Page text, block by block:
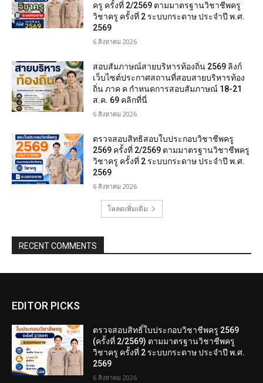
ครู ครั้งที่ 2/2569 ตามมาตรฐานวิชาชีพครู
วิชาครู ครั้งที่ 2 ระบบกระดาษ ประจำปี พ.ศ.
2569
6 สิงหาคม 2026
สอบสัมภาษณ์สายบริหารท้องถิ่น 2569 ลิงก์
เว็บไซต์ประกาศสถานที่สอบสายบริหารท้อง
ถิ่น ภาค ค กำหนดการสอบสัมภาษณ์ 18-21
ส.ค. 69 คลิกที่นี่
6 สิงหาคม 2026
ตรวจสอบสิทธิสอบใบประกอบวิชาชีพครู
2569 ครั้งที่ 2/2569 ตามมาตรฐานวิชาชีพครู
วิชาครู ครั้งที่ 2 ระบบกระดาษ ประจำปี พ.ศ.
2569
6 สิงหาคม 2026
โหลดเพิ่มเติม
RECENT COMMENTS
EDITOR PICKS
ตรวจสอบสิทธิ์ใบประกอบวิชาชีพครู 2569
(ครั้งที่ 2/2569) ตามมาตรฐานวิชาชีพครู
วิชาครู ครั้งที่ 2 ระบบกระดาษ ประจำปี พ.ศ.
2569
6 สิงหาคม 2026